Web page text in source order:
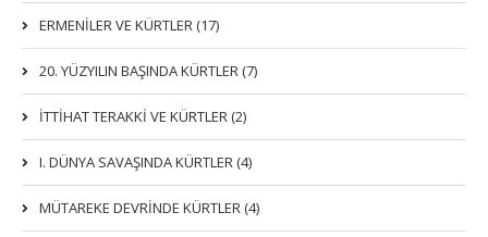
ERMENİLER VE KÜRTLER (17)
20. YÜZYILIN BAŞINDA KÜRTLER (7)
İTTIHAT TERAKKI VE KÜRTLER (2)
I. DÜNYA SAVAŞINDA KÜRTLER (4)
MÜTAREKE DEVRİNDE KÜRTLER (4)